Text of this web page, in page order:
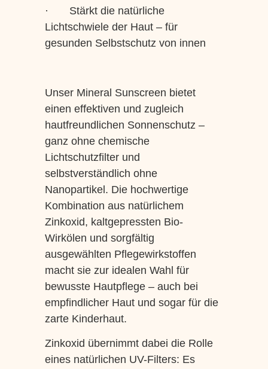
· Stärkt die natürliche
Lichtschwiele der Haut – für
gesunden Selbstschutz von innen
Unser Mineral Sunscreen bietet
einen effektiven und zugleich
hautfreundlichen Sonnenschutz –
ganz ohne chemische
Lichtschutzfilter und
selbstverständlich ohne
Nanopartikel. Die hochwertige
Kombination aus natürlichem
Zinkoxid, kaltgepressten Bio-
Wirkölen und sorgfältig
ausgewählten Pflegewirkstoffen
macht sie zur idealen Wahl für
bewusste Hautpflege – auch bei
empfindlicher Haut und sogar für die
zarte Kinderhaut.
Zinkoxid übernimmt dabei die Rolle
eines natürlichen UV-Filters: Es